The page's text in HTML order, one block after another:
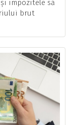
impozitele să
brut